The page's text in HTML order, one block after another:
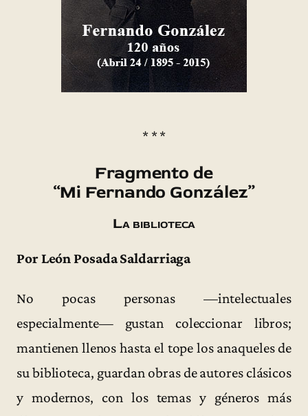
* * *
Fragmento de
“Mi Fernando González”
La biblioteca
Por León Posada Saldarriaga
No pocas personas —intelectuales
especialmente— gustan coleccionar libros;
mantienen llenos hasta el tope los anaqueles de
su biblioteca, guardan obras de autores clásicos
y modernos, con los temas y géneros más